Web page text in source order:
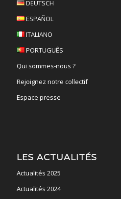
DEUTSCH
ESPAÑOL
ITALIANO
PORTUGUÊS
Qui sommes-nous ?
Rejoignez notre collectif
Espace presse
LES ACTUALITÉS
Actualités 2025
Actualités 2024